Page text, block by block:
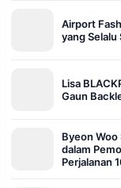
Airport
yang Selalu
Lisa
Gaun
Byeon Woo
dalam
Perjalanan